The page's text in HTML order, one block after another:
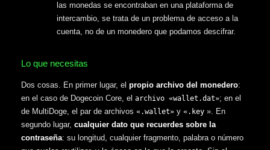
las monedas se encontraban en una plataforma de
intercambio, se trata de un problema de acceso a la
cuenta, no de un monedero que podamos descifrar.
Lo que necesitas
Dos cosas. En primer lugar, el propio archivo del monedero:
en el caso de Dogecoin Core, el archivo «wallet.dat»; en el
de MultiDoge, el par de archivos «.wallet» y «.key ». En
segundo lugar, cualquier dato que recuerdes sobre la
contraseña: su longitud, cualquier fragmento, palabra o número